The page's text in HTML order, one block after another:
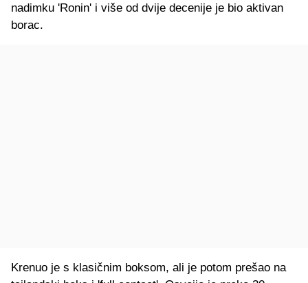
nadimku 'Ronin' i više od dvije decenije je bio aktivan
borac.
Krenuo je s klasičnim boksom, ali je potom prešao na